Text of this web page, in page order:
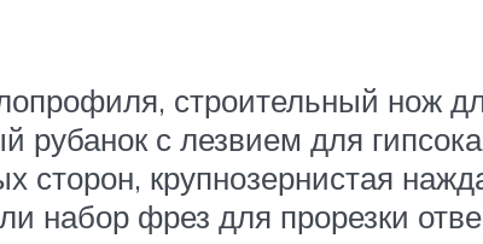
строительный нож
с лезвием для
сторон, крупнозернистая
набор фрез для прорезки